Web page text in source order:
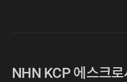
NHN KCP 에스크로